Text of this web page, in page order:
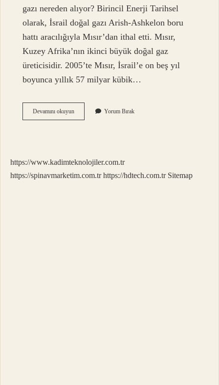
gazı nereden alıyor? Birincil Enerji Tarihsel
olarak, İsrail doğal gazı Arish-Ashkelon boru
hattı aracılığıyla Mısır’dan ithal etti. Mısır,
Kuzey Afrika’nın ikinci büyük doğal gaz
üreticisidir. 2005’te Mısır, İsrail’e on beş yıl
boyunca yıllık 57 milyar kübik…
Devamını okuyunÜlkeler
Arası
Yorum Bırak
https://www.kadimteknolojiler.com.tr
https://spinavmarketim.com.tr https://hdtech.com.tr Sitemap